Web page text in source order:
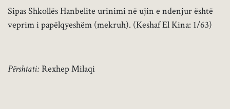
Sipas Shkollës Hanbelite urinimi në ujin e ndenjur është
veprim i papëlqyeshëm (mekruh). (Keshaf El Kina: 1/63)
Përshtati:Rexhep Milaqi